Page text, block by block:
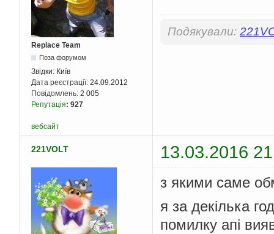
Replace Team
Поза форумом
Звідки: Київ
Дата реєстрації: 24.09.2012
Повідомлень: 2 005
Репутація: 927
Подякували:
вебсайт
221VOLT 13.03.2016
з якими саме
я за декілька
помилку апі